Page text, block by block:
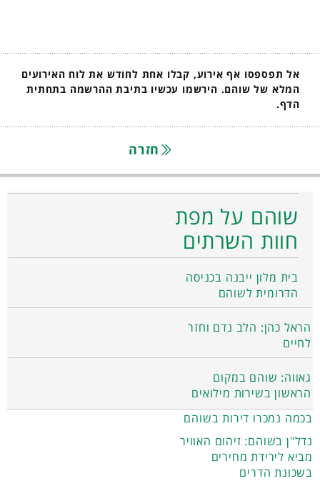
אל תפספסו אף אירוע, קבלו אחת לחודש את לוח האירועים
המלא של שוהם. הירשמו עכשיו בתיבת ההרשמה בתחתית
הדף.
חזרה
שוהם על מפת
חוות השרתים
בית מלון ייבנה בכניסה
הדרומית לשוהם
הראל כהן: הלב נדם וחזר
לחיים
גאווה: שוהם במקום
הראשון בשירות מילואים
בכמה נמכרו דירות בשוהם
נדל"ן בשוהם: זיהום האוויר
מביא לירידת מחירים
בשכונת הדרים